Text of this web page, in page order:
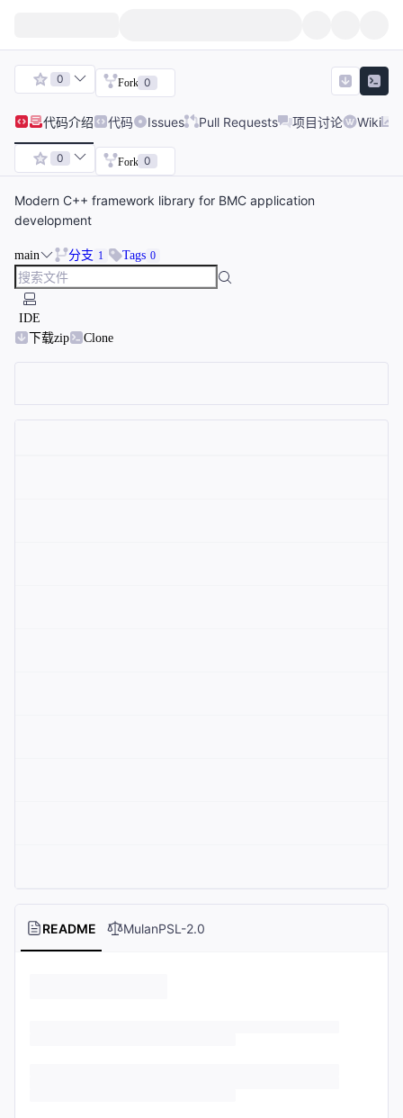
0 Fork 0
代码介绍 代码 Issues Pull Requests 项目讨论 Wiki
0 Fork 0
Modern C++ framework library for BMC application
development
main 分支 1 Tags 0
IDE
下载zip
Clone
README MulanPSL-2.0